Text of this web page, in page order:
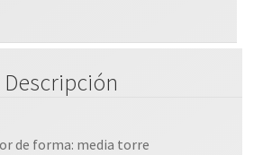
Descripción
de forma: media torre